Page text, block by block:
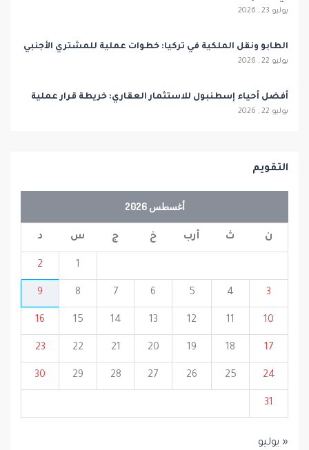
يوليو 23 , 2026
الطابو ونقل الملكية في تركيا: خطوات عملية للمشتري الأجنبي
يوليو 22 , 2026
أفضل أحياء إسطنبول للاستثمار العقاري: خريطة قرار عملية
يوليو 22 , 2026
التقويم
أغسطس 2026
ن ث أرب خ ج س د
1
2
3
4
5
6
7
8
9
10
11
12
13
14
15
16
17
18
19
20
21
22
23
24
25
26
27
28
29
30
31
« يوليو